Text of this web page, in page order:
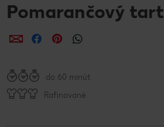
Pomarančový tart
ZdieľaťZdieľaťZdieľať
do 60 minút
Rafinované